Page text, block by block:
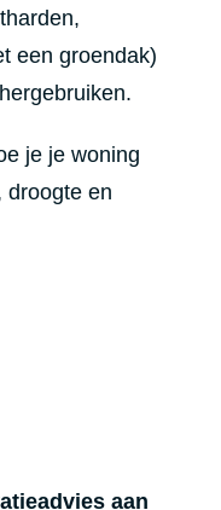
een groendak)
je je woning
droogte en
aan